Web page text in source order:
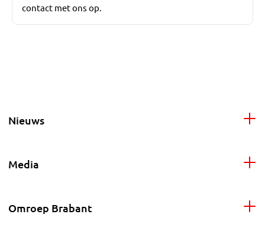
contact met ons op.
Nieuws
Media
Omroep Brabant